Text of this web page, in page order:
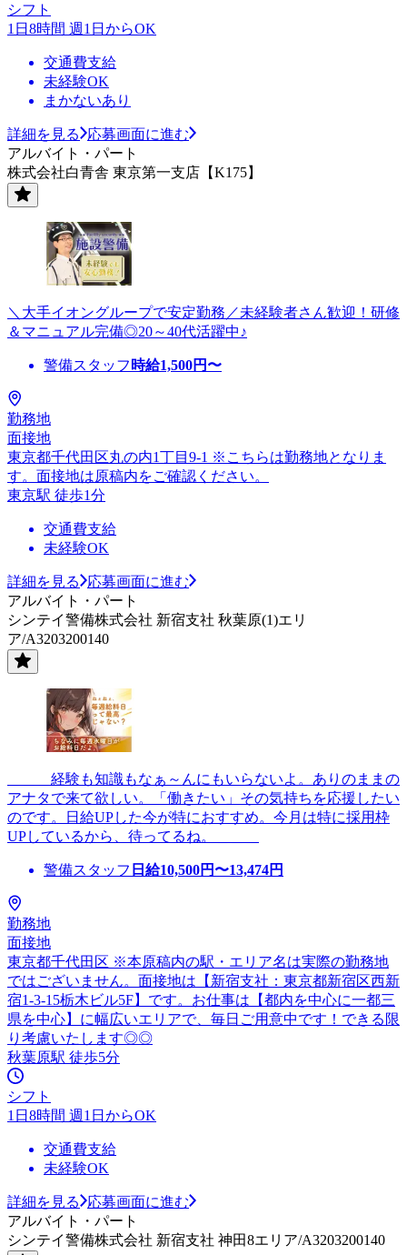
シフト
1日8時間 週1日からOK
交通費支給
未経験OK
まかないあり
詳細を見る
応募画面に進む
アルバイト・パート
株式会社白青舎 東京第一支店【K175】
＼大手イオングループで安定勤務／未経験者さん歓迎！研修
＆マニュアル完備◎20～40代活躍中♪
警備スタッフ 時給1,500円〜
勤務地
面接地
東京都千代田区丸の内1丁目9-1 ※こちらは勤務地となりま
す。面接地は原稿内をご確認ください。
東京駅 徒歩1分
交通費支給
未経験OK
詳細を見る
応募画面に進む
アルバイト・パート
シンテイ警備株式会社 新宿支社 秋葉原(1)エリ
ア/A3203200140
＿＿＿経験も知識もなぁ～んにもいらないよ。ありのままの
アナタで来て欲しい。「働きたい」その気持ちを応援したい
のです。日給UPした今が特におすすめ。今月は特に採用枠
UPしているから、待ってるね。＿＿＿
警備スタッフ 日給10,500円〜13,474円
勤務地
面接地
東京都千代田区 ※本原稿内の駅・エリア名は実際の勤務地
ではございません。面接地は【新宿支社：東京都新宿区西新
宿1-3-15栃木ビル5F】です。お仕事は【都内を中心に一都三
県を中心】に幅広いエリアで、毎日ご用意中です！できる限
り考慮いたします◎◎
秋葉原駅 徒歩5分
シフト
1日8時間 週1日からOK
交通費支給
未経験OK
詳細を見る
応募画面に進む
アルバイト・パート
シンテイ警備株式会社 新宿支社 神田8エリア/A3203200140